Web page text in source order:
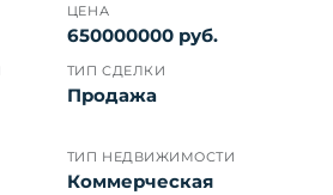
ЦЕНА
650000000 руб.
ТИП СДЕЛКИ
Продажа
ТИП НЕДВИЖИМОСТИ
Коммерческая